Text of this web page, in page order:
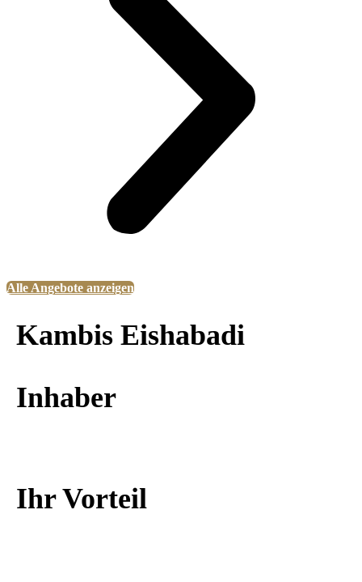
Alle Angebote anzeigen
Kambis Eishabadi
Inhaber
Ihr Vorteil